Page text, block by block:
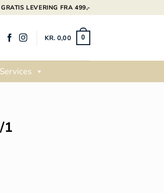
LEVERING FRA 499,-
KR. 0,00 0
Services
1